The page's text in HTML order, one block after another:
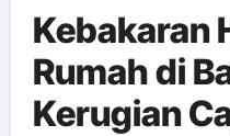
Kebakaran
Rumah di
Kerugian